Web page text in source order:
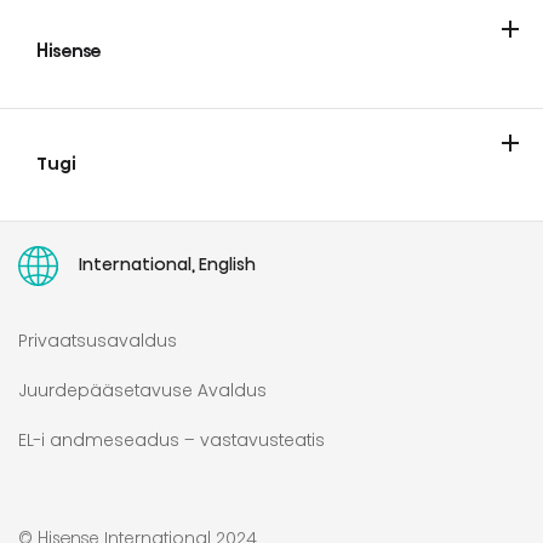
Hisense
Tugi
International, English
Privaatsusavaldus
Juurdepääsetavuse Avaldus
EL-i andmeseadus – vastavusteatis
© Hisense International 2024